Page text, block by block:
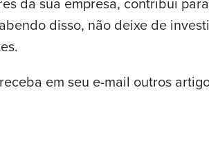
disso, não deixe de
em seu e-mail outros